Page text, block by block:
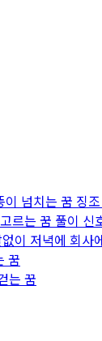
넘치는 꿈 징
르는 꿈 풀이 신
이 저녁에 회사
꿈
는 꿈